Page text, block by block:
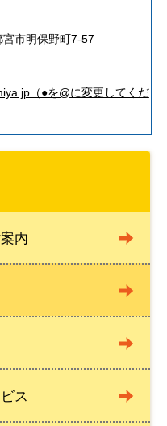
市明保野町7-57
（●を@に変更してくだ
内
ス